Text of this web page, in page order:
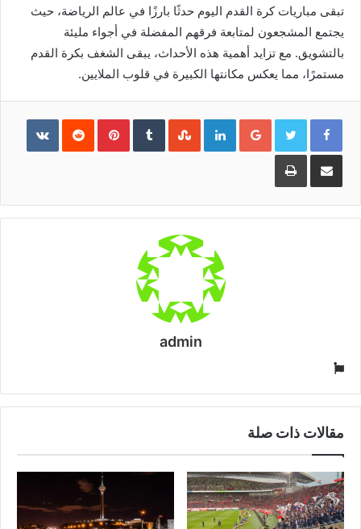
تبقى مباريات كرة القدم اليوم حدثًا بارزًا في عالم الرياضة، حيث
يجتمع المشجعون لمتابعة فرقهم المفضلة في أجواء مليئة
بالتشويق. مع تزايد أهمية هذه الأحداث، يبقى الشغف بكرة القدم
مستمرًا، مما يعكس مكانتها الكبيرة في قلوب الملايين.
Google+
LinkedIn
Pinterest
مشاركة
البريد
طباعة
admin
مقالات ذات صلة